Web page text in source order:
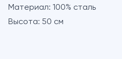
Материал: 100% сталь
Высота: 50 см